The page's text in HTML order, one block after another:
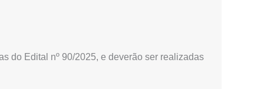
do Edital nº 90/2025, e deverão ser realizadas